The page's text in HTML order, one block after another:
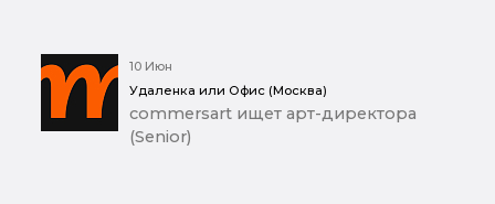
10 Июн
Удаленка или Офис (Москва)
commersart ищет арт-директора
(Senior)